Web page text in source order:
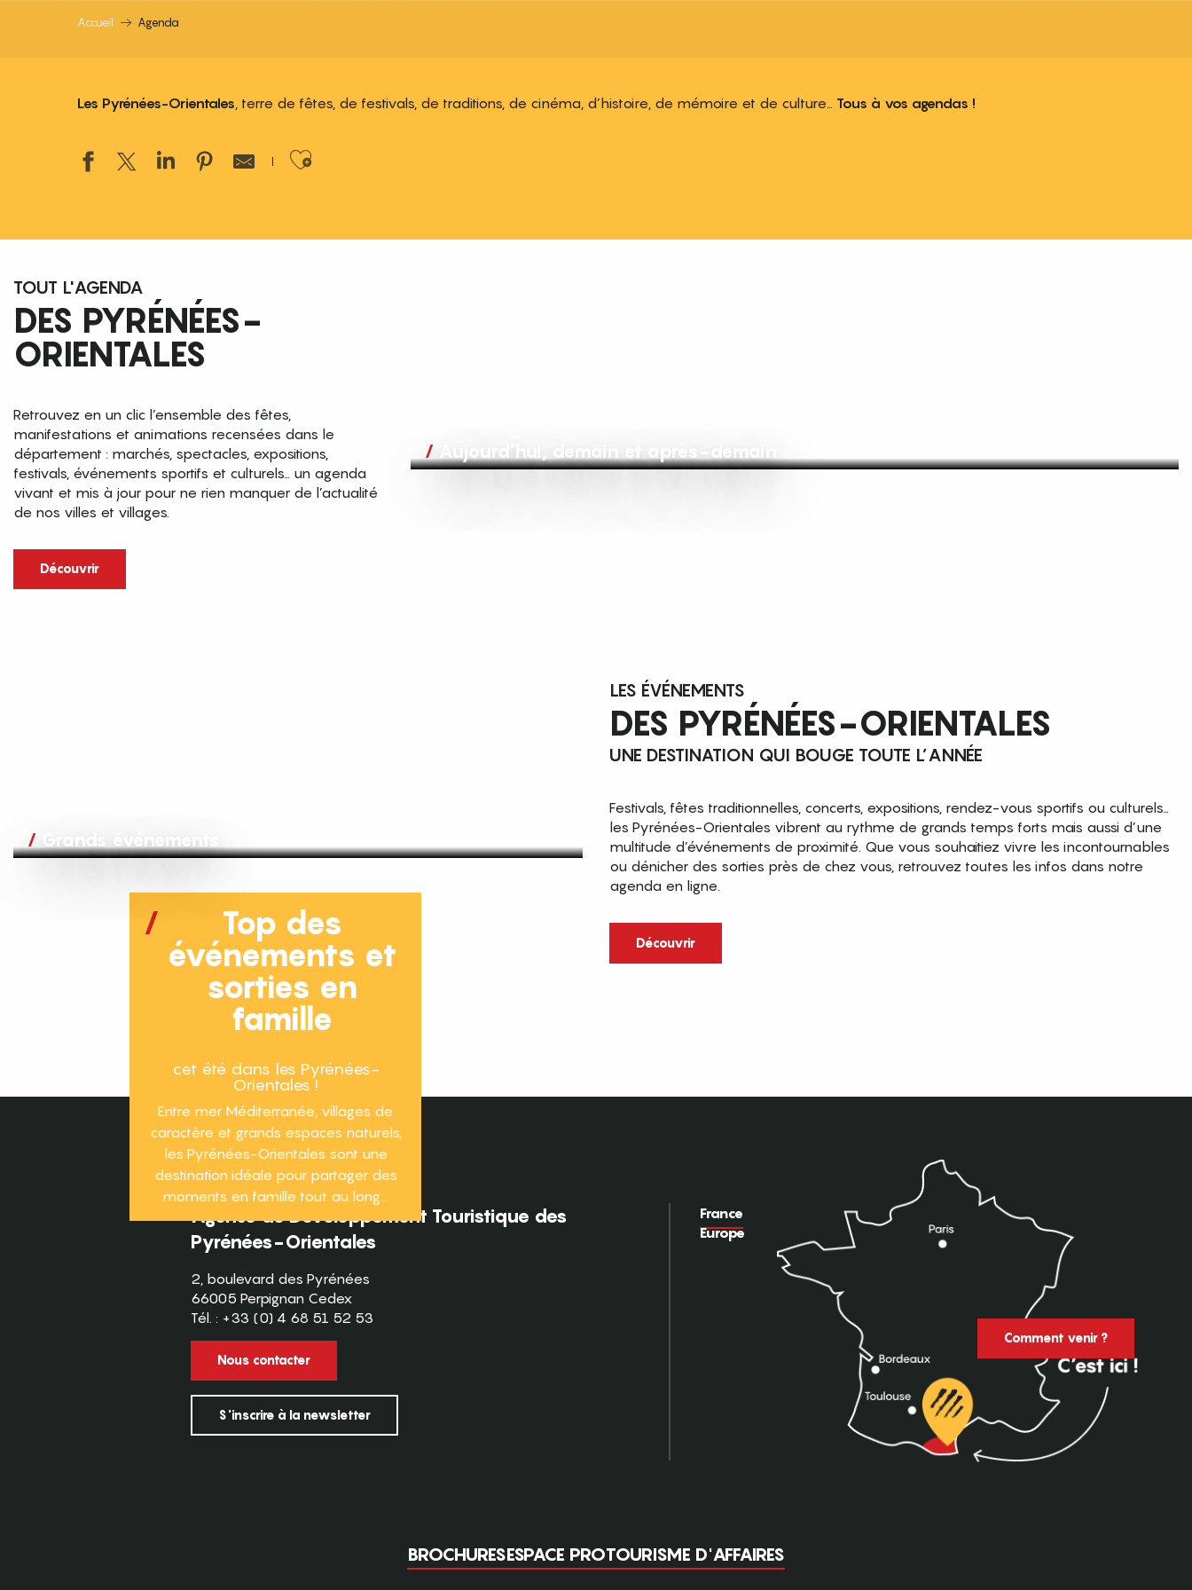
Accueil Agenda
Les Pyrénées-Orientales, terre de fêtes, de festivals, de traditions, de cinéma, d’histoire, de mémoire et de culture… Tous à vos agendas !
Ajouter aux favoris
TOUT L'AGENDA
DES PYRÉNÉES-
ORIENTALES
Retrouvez en un clic l’ensemble des fêtes,
manifestations et animations recensées dans le
département : marchés, spectacles, expositions,
festivals, événements sportifs et culturels… un agenda
vivant et mis à jour pour ne rien manquer de l’actualité
de nos villes et villages.
Découvrir
Aujourd’hui, demain et après-demain
Grands événements
LES ÉVÉNEMENTS
DES PYRÉNÉES-ORIENTALES
UNE DESTINATION QUI BOUGE TOUTE L’ANNÉE
Festivals, fêtes traditionnelles, concerts, expositions, rendez-vous sportifs ou culturels…
les Pyrénées-Orientales vibrent au rythme de grands temps forts mais aussi d’une
multitude d’événements de proximité. Que vous souhaitiez vivre les incontournables
ou dénicher des sorties près de chez vous, retrouvez toutes les infos dans notre
agenda en ligne.
Découvrir
Top des
événements et
sorties en
famille
cet été dans les Pyrénées-
Orientales !
Entre mer Méditerranée, villages de
caractère et grands espaces naturels,
les Pyrénées-Orientales sont une
destination idéale pour partager des
moments en famille tout au long...
Agence de Développement Touristique des
Pyrénées-Orientales
2, boulevard des Pyrénées
66005 Perpignan Cedex
Tél. : +33 (0) 4 68 51 52 53
Nous contacter
S'inscrire à la newsletter
France
Europe
Comment venir ?
BROCHURESESPACE PROTOURISME D'AFFAIRES